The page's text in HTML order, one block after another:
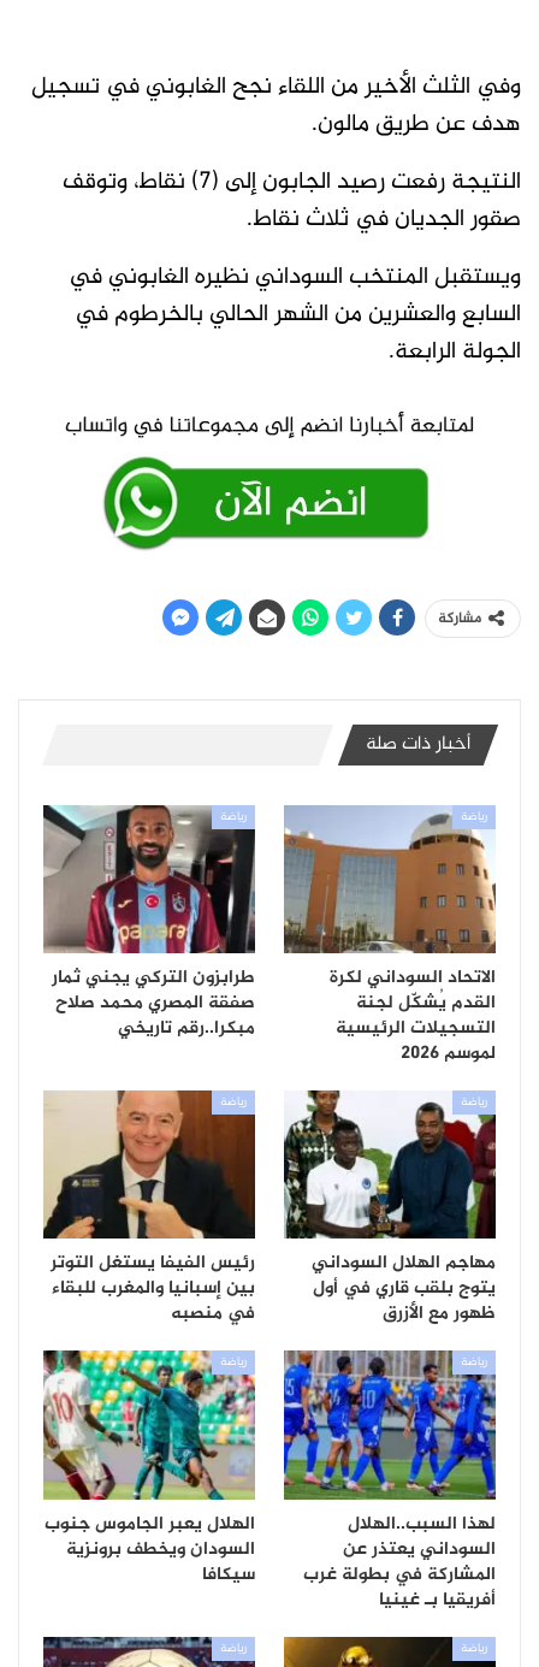
وفي الثلث الأخير من اللقاء نجح الغابوني في تسجيل
هدف عن طريق مالون.
النتيجة رفعت رصيد الجابون إلى (7) نقاط، وتوقف
صقور الجديان في ثلاث نقاط.
ويستقبل المنتخب السوداني نظيره الغابوني في
السابع والعشرين من الشهر الحالي بالخرطوم في
الجولة الرابعة.
مشاركة
أخبار ذات صلة
رياضة
الاتحاد السوداني لكرة
القدم يُشكّل لجنة
التسجيلات الرئيسية
لموسم 2026
رياضة
طرابزون التركي يجني ثمار
صفقة المصري محمد صلاح
مبكرا..رقم تاريخي
رياضة
مهاجم الهلال السوداني
يتوج بلقب قاري في أول
ظهور مع الأزرق
رياضة
رئيس الفيفا يستغل التوتر
بين إسبانيا والمغرب للبقاء
في منصبه
رياضة
لهذا السبب..الهلال
السوداني يعتذر عن
المشاركة في بطولة غرب
أفريقيا بـ غينيا
رياضة
الهلال يعبر الجاموس جنوب
السودان ويخطف برونزية
سيكافا
رياضة رياضة